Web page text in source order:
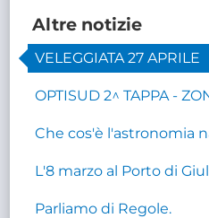
Altre notizie
VELEGGIATA 27 APRILE
OPTISUD 2^ TAPPA -
Che cos'è l'astronomia
L'8 marzo al Porto di
Parliamo di Regole.